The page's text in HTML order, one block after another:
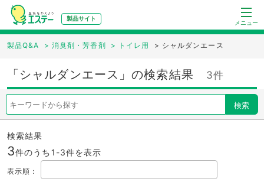
メニュー
製品サイト
製品Q&A > 消臭剤・芳香剤 > トイレ用 > シャルダンエース
「シャルダンエース」の検索結果 3件
検索
検索結果
3件のうち1-3件を表示
表示順 ：